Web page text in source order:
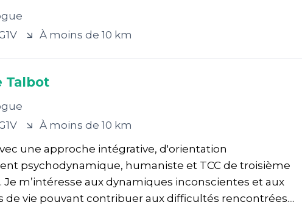
À moins de 10 km
Talbot
À moins de 10 km
une approche intégrative, d'orientation
psychodynamique, humaniste et TCC de troisième
Je m’intéresse aux dynamiques inconscientes et aux
de vie pouvant contribuer aux difficultés rencontrées....